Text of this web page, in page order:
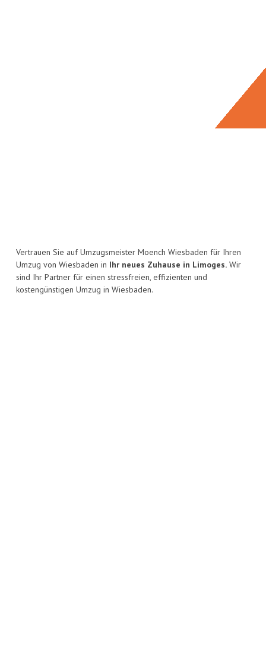
Vertrauen Sie auf Umzugsmeister Moench Wiesbaden für Ihren
Umzug von Wiesbaden in Ihr neues Zuhause in Limoges. Wir
sind Ihr Partner für einen stressfreien, effizienten und
kostengünstigen Umzug in Wiesbaden.